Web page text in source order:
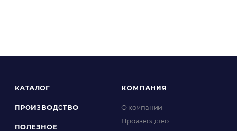
КАТАЛОГ
ПРОИЗВОДСТВО
ПОЛЕЗНОЕ
КОМПАНИЯ
О компании
Производство